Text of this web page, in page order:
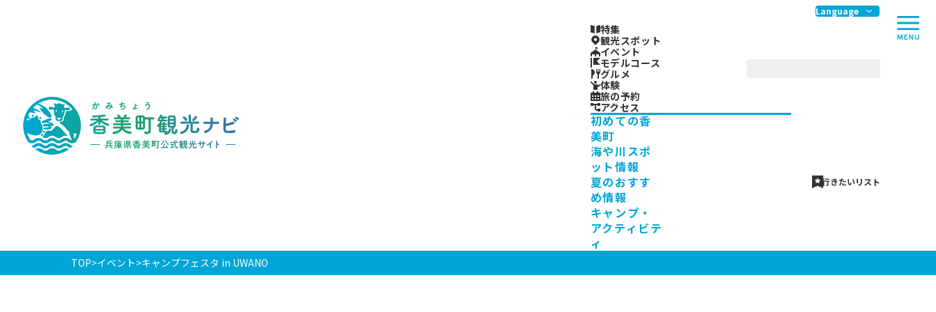
香
美
町
観
光
美
町
公
式
観
光
Language
行きたいリスト
特集
観光スポット
イベント
モデルコース
グルメ
体験
旅の予約
アクセス
初めての香
美町
海や川スポ
ット情報
夏のおすす
め情報
キャンプ・
アクティビテ
ィ
TOP イベント キャンプフェスタ in UWANO